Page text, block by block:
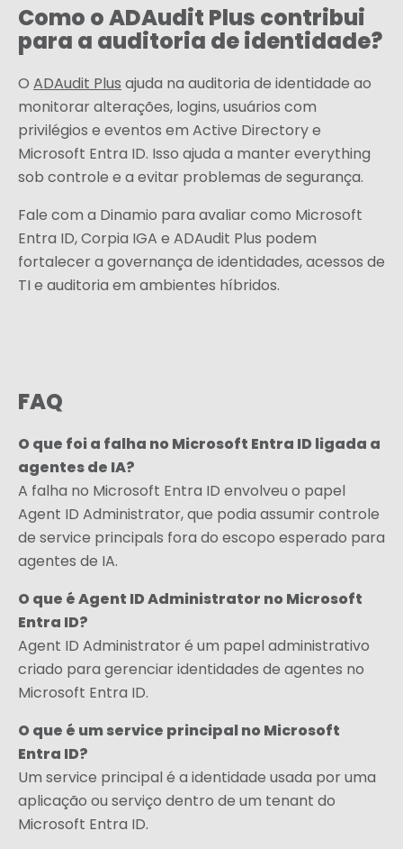
Como o ADAudit Plus contribui
para a auditoria de identidade?
OADAudit Plusajuda na auditoria de identidade ao
monitorar alterações, logins, usuários com
privilégios e eventos em Active Directory e
Microsoft Entra ID. Isso ajuda a manter everything
sob controle e a evitar problemas de segurança.
Fale com a Dinamio para avaliar como Microsoft
Entra ID, Corpia IGA e ADAudit Plus podem
fortalecer a governança de identidades, acessos de
TI e auditoria em ambientes híbridos.
FAQ
O que foi a falha no Microsoft Entra ID ligada a
agentes de IA?
A falha no Microsoft Entra ID envolveu o papel
Agent ID Administrator, que podia assumir controle
de service principals fora do escopo esperado para
agentes de IA.
O que é Agent ID Administrator no Microsoft
Entra ID?
Agent ID Administrator é um papel administrativo
criado para gerenciar identidades de agentes no
Microsoft Entra ID.
O que é um service principal no Microsoft
Entra ID?
Um service principal é a identidade usada por uma
aplicação ou serviço dentro de um tenant do
Microsoft Entra ID.